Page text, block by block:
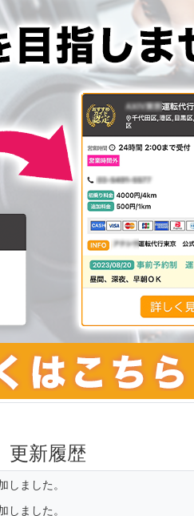
更新履歴
しました。
しました。